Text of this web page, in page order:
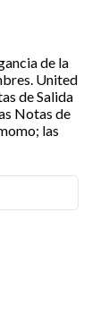
de la
United
de Salida
Notas de
las